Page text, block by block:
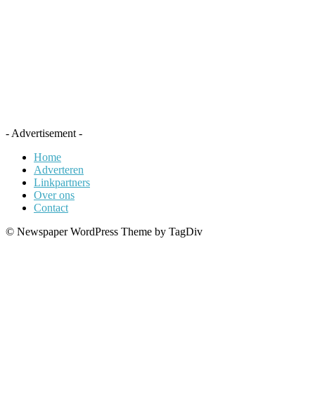
- Advertisement -
Home
Adverteren
Linkpartners
Over ons
Contact
© Newspaper WordPress Theme by TagDiv